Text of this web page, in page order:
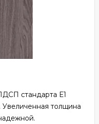
стандарта Е1
толщина